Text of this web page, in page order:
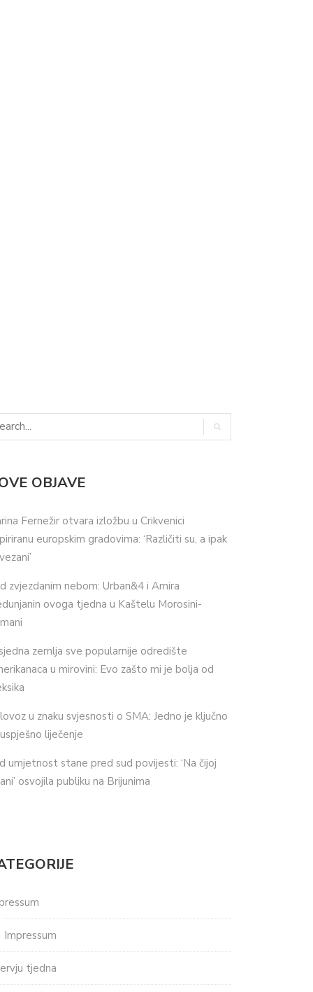
OBJAVE
Fernežir otvara izložbu u Crikvenici
europskim gradovima: ‘Različiti su, a ipak
zvjezdanim nebom: Urban&4 i Amira
ovoga tjedna u Kaštelu Morosini-
zemlja sve popularnije odredište
u mirovini: Evo zašto mi je bolja od
u znaku svjesnosti o SMA: Jedno je ključno
liječenje
umjetnost stane pred sud povijesti: ‘Na čijoj
osvojila publiku na Brijunima
Impressum
tjedna